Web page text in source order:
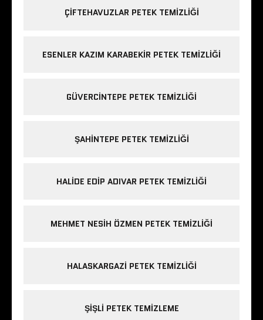
ÇIFTEHAVUZLAR PETEK TEMIZLIĞI
ESENLER KAZIM KARABEKIR PETEK TEMIZLIĞI
GÜVERCINTEPE PETEK TEMIZLIĞI
ŞAHINTEPE PETEK TEMIZLIĞI
HALIDE EDIP ADIVAR PETEK TEMIZLIĞI
MEHMET NESIH ÖZMEN PETEK TEMIZLIĞI
HALASKARGAZI PETEK TEMIZLIĞI
ŞIŞLI PETEK TEMIZLEME